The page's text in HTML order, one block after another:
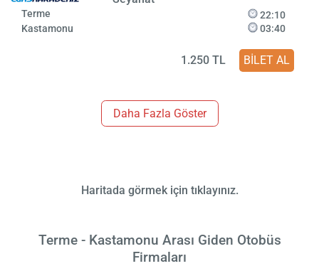
Terme
Kastamonu
22:10
03:40
1.250 TL BİLET AL
Daha Fazla Göster
Haritada görmek için tıklayınız.
Terme - Kastamonu Arası Giden Otobüs
Firmaları